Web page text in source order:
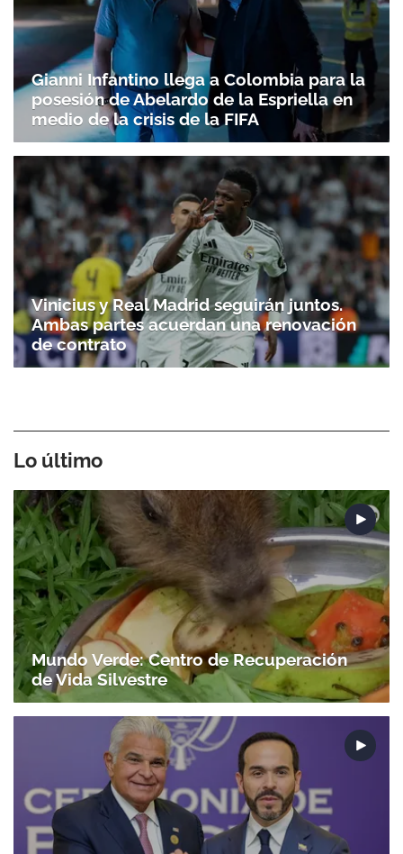
Gianni Infantino llega a Colombia para la
posesión de Abelardo de la Espriella en
medio de la crisis de la FIFA
Vinicius y Real Madrid seguirán juntos.
Ambas partes acuerdan una renovación
de contrato
Lo último
Mundo Verde: Centro de Recuperación
de Vida Silvestre